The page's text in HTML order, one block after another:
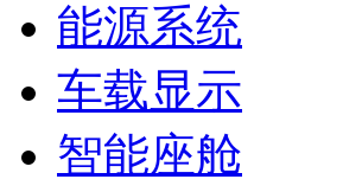
能源系统
车载显示
智能座舱